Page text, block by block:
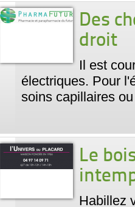
Des
droit
Il est
électriques. Pour
soins capillaires
Le
Habillez